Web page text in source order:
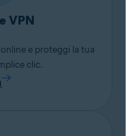
VPN
e proteggi la tua
clic.